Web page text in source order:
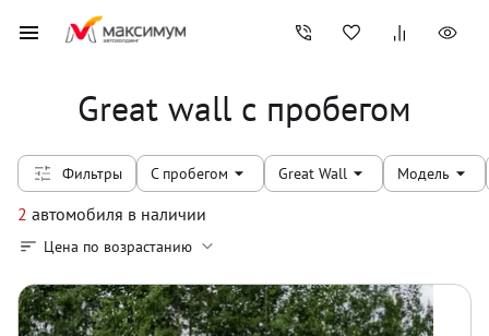
Great wall с пробегом
Фильтры С пробегом Great Wall Модель
2 автомобиля в наличии
Цена по возрастанию